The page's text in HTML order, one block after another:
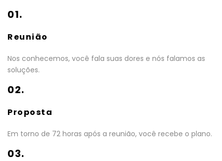
01.
Reunião
Nos conhecemos, você fala suas dores e nós falamos as
soluções.
02.
Proposta
Em torno de 72 horas após a reunião, você recebe o plano.
03.